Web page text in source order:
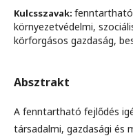
Kulcsszavak:
környezetvédelmi,
körforgásos gazdaság,
Absztrakt
A fenntartható fejlődés
társadalmi, gazdasági és